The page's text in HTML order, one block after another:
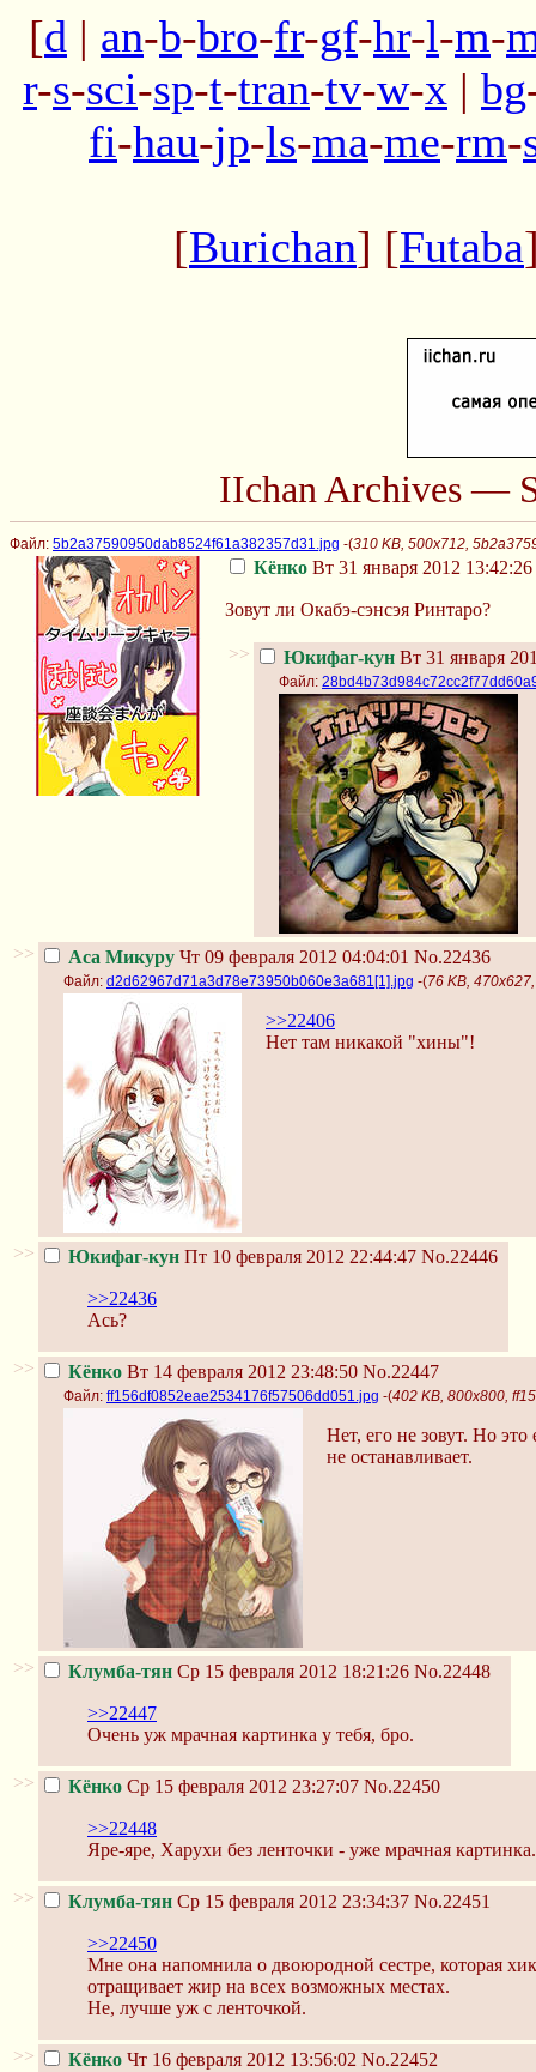
[d | an-b-bro-fr-gf-hr-l-m-
r-s-sci-sp-t-tran-tv-w-x | bg
fi-hau-jp-ls-ma-me-rm-
[Burichan] [Futaba
IIchan Archives —
Файл: 5b2a37590950dab8524f61a382357d31.jpg -(310 KB, 500x712,
Кёнко Вт 31 января 2012 13:42:26
Зовут ли Окабэ-сэнсэя Ринтаро?
>> Юкифаг-кун Вт 31 января
Файл:
>> Аса Микуру Чт 09 февраля 2012 04:04:01 No.22436
Файл: d2d62967d71a3d78e73950b060e3a681[1].jpg -(76 KB,
>>22406
Нет там никакой "хины"!
>> Юкифаг-кун Пт 10 февраля 2012 22:44:47 No.22446
>>22436
Ась?
>> Кёнко Вт 14 февраля 2012 23:48:50 No.22447
Файл: ff156df0852eae2534176f57506dd051.jpg -(402 KB, 800x800,
Нет, его не зовут. Но
не останавливает.
>> Клумба-тян Ср 15 февраля 2012 18:21:26 No.22448
>>22447
Очень уж мрачная картинка у тебя, бро.
>> Кёнко Ср 15 февраля 2012 23:27:07 No.22450
>>22448
Яре-яре, Харухи без ленточки - уже мрачная картинка.
>> Клумба-тян Ср 15 февраля 2012 23:34:37 No.22451
>>22450
Мне она напомнила о двоюродной сестре, которая
отращивает жир на всех возможных местах.
Не, лучше уж с ленточкой.
>> Кёнко Чт 16 февраля 2012 13:56:02 No.22452